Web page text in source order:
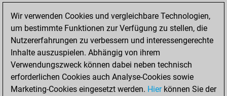
You played 5
slow games
You scored +4
=0 -1 in slow games
Samstag, Mai 30,
2026
Wir verwenden Cookies und vergleichbare Technologien,
um bestimmte Funktionen zur Verfügung zu stellen, die
Nutzererfahrungen zu verbessern und interessengerechte
Inhalte auszuspielen. Abhängig von ihrem
Verwendungszweck können dabei neben technisch
erforderlichen Cookies auch Analyse-Cookies sowie
Marketing-Cookies eingesetzt werden. Hierkönnen Sie der